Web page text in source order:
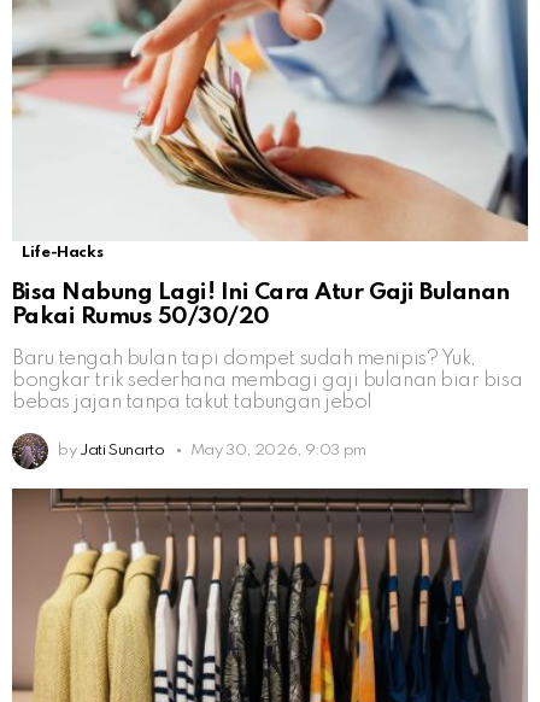
Life-Hacks
Bisa Nabung Lagi! Ini Cara Atur Gaji Bulanan
Pakai Rumus 50/30/20
Baru tengah bulan tapi dompet sudah menipis? Yuk,
bongkar trik sederhana membagi gaji bulanan biar bisa
bebas jajan tanpa takut tabungan jebol
by Jati Sunarto May 30, 2026, 9:03 pm